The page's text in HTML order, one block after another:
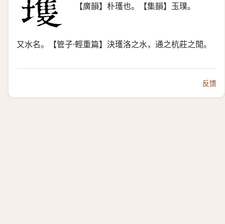
【廣韻】朴瓁也。【集韻】玉璞。
又水名。【管子·輕重篇】決瓁洛之水，通之杭莊之閒。
反馈